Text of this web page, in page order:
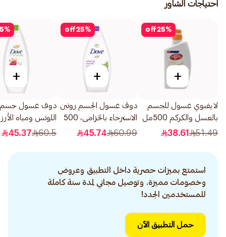
احتياجات الشاور
25%
off
+
لايفبوي غسول للجسم
بالعسل والكركم 500مل
51.49
38.61
25%
off
+
دوڤ غسول الجسم روتين
الاسترخاء بالخزامى، 500
مل
60.99
45.74
%
+
دوف غسول جسم
اللوتس ومياه الأرز
500مل
60.5
45.37
استمتع بميزات حصرية داخل التطبيق وعروض
وخصومات مميزة. وتوصيل مجاني لمدة سنة كاملة
للمستخدمين الجدد!
حمل التطبيق الآن